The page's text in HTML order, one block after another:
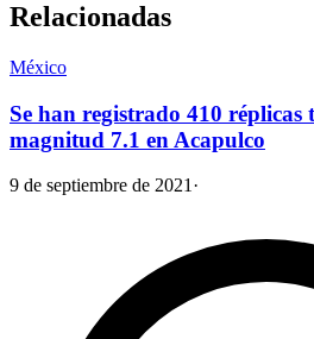
Relacionadas
México
Se han registrado 410 réplicas
magnitud 7.1 en Acapulco
9 de septiembre de 2021 ·